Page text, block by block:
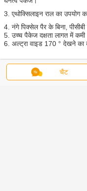
3. एथोक्सिलाइन राल का उपयोग
4. नंगे पिक्सेल पैर के बिना, पीसीबी
5. उच्च पैकेज दक्षता लागत में
6. अल्ट्रा वाइड 170 ° देखने का
संबंधित मामले
चैट